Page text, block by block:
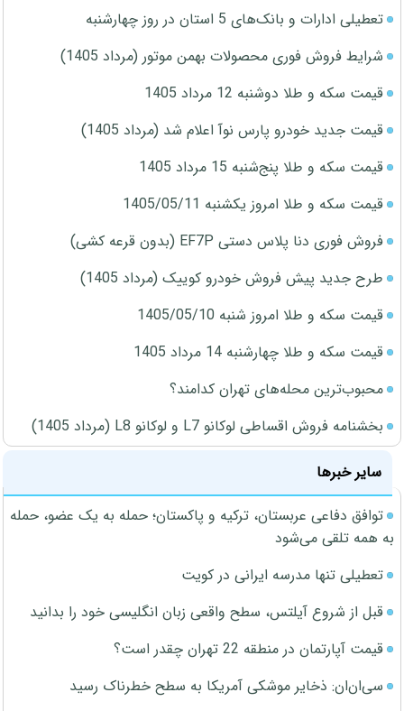
تعطیلی ادارات و بانک‌های 5 استان در روز چهارشنبه
شرایط فروش فوری محصولات بهمن موتور (مرداد 1405)
قیمت سکه و طلا دوشنبه 12 مرداد 1405
قیمت جدید خودرو پارس نوآ اعلام شد (مرداد 1405)
قیمت سکه و طلا پنج‌شنبه 15 مرداد 1405
قیمت سکه و طلا امروز یکشنبه 1405/05/11
فروش فوری دنا پلاس دستی EF7P (بدون قرعه کشی)
طرح جدید پیش فروش خودرو کوییک (مرداد 1405)
قیمت سکه و طلا امروز شنبه 1405/05/10
قیمت سکه و طلا چهارشنبه 14 مرداد 1405
محبوب‌ترین محله‌های تهران کدامند؟
بخشنامه فروش اقساطی لوکانو L7 و لوکانو L8 (مرداد 1405)
سایر خبرها
توافق دفاعی عربستان، ترکیه و پاکستان؛ حمله به یک عضو، حمله
به همه تلقی می‌شود
تعطیلی تنها مدرسه ایرانی در کویت
قبل از شروع آیلتس، سطح واقعی زبان انگلیسی خود را بدانید
قیمت آپارتمان در منطقه 22 تهران چقدر است؟
سی‌ان‌ان: ذخایر موشکی آمریکا به سطح خطرناک رسید